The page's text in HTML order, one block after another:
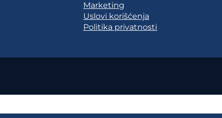
Marketing
Uslovi korišćenja
Politika privatnosti